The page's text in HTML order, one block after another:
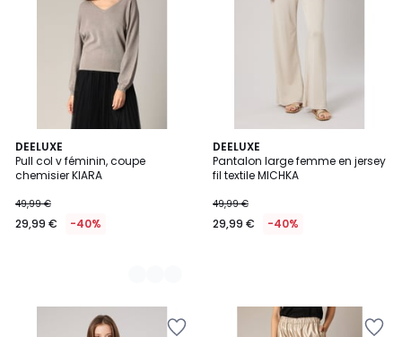
DEELUXE
Pull col v féminin, coupe
chemisier KIARA
49,99 €
29,99 € -40%
2
Couleurs
DEELUXE
Pantalon large femme en jersey
fil textile MICHKA
49,99 €
29,99 € -40%